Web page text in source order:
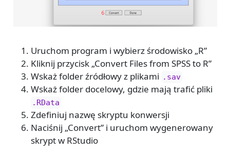
Uruchom program i wybierz środowisko „R”
Kliknij przycisk „Convert Files from SPSS to R”
Wskaż folder źródłowy z plikami .sav
Wskaż folder docelowy, gdzie mają trafić pliki
.RData
Zdefiniuj nazwę skryptu konwersji
Naciśnij „Convert” i uruchom wygenerowany
skrypt w RStudio